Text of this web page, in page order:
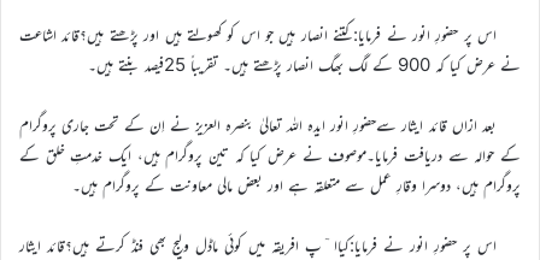
اس پر حضورِ انور نے فرمایا:کتنے انصار ہیں جو اس کو کھولتے ہیں اور پڑھتے ہیں؟قائد اشاعت
نے عرض کیا کہ 900 کے لگ بھگ انصار پڑھتے ہیں۔ تقریباً 25فیصد بنتے ہیں۔
بعد ازاں قائد ایثار سےحضورِ انور ایدہ اللہ تعالیٰ بنصرہ العزیز نے اِن کے تحت جاری پروگرام
کے حوالہ سے دریافت فرمایا۔موصوف نے عرض کیا کہ تین پروگرام ہیں، ایک خدمتِ خلق کے
پروگرام ہیں، دوسرا وقارِ عمل سے متعلقہ ہے اور بعض مالی معاونت کے پروگرام ہیں۔
اس پر حضورِ انور نے فرمایا:کیاا ٓپ افریقہ میں کوئی ماڈل ولیج بھی فنڈ کرتے ہیں؟قائد ایثار